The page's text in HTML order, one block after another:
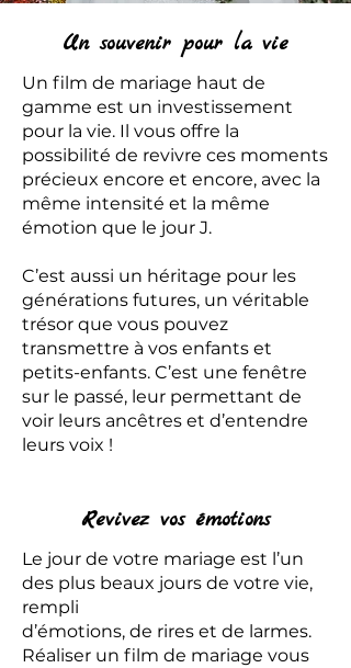
Un souvenir pour la vie
Un film de mariage haut de
gamme est un investissement
pour la vie. Il vous offre la
possibilité de revivre ces moments
précieux encore et encore, avec la
même intensité et la même
émotion que le jour J.
C’est aussi un héritage pour les
générations futures, un véritable
trésor que vous pouvez
transmettre à vos enfants et
petits-enfants. C’est une fenêtre
sur le passé, leur permettant de
voir leurs ancêtres et d’entendre
leurs voix !
Revivez vos émotions
Le jour de votre mariage est l’un
des plus beaux jours de votre vie,
rempli
d’émotions, de rires et de larmes.
Réaliser un film de mariage vous